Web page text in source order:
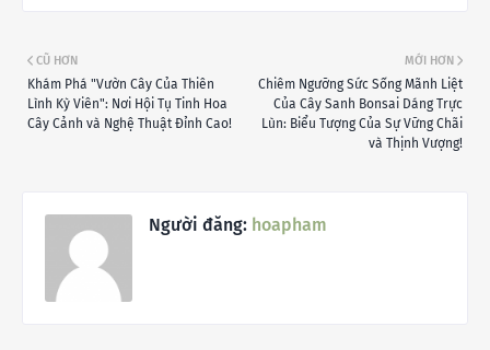
MỚI HƠN
Chiêm Ngưỡng Sức Sống Mãnh Liệt
Của Cây Sanh Bonsai Dáng Trực
Lùn: Biểu Tượng Của Sự Vững Chãi
và Thịnh Vượng!
CŨ HƠN
Khám Phá "Vườn Cây Của Thiên
Lình Kỳ Viên": Nơi Hội Tụ Tinh Hoa
Cây Cảnh và Nghệ Thuật Đỉnh Cao!
Người đăng: hoapham